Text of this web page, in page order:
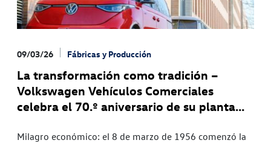
09/03/26 Fábricas y Producción
La transformación como tradición –
Volkswagen Vehículos Comerciales
celebra el 70.º aniversario de su planta
Milagro económico: el 8 de marzo de 1956 comenzó la